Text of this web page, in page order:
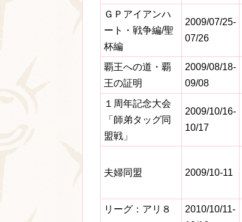
ＧＰアイアンハ
ート・戦争編/聖
杯編
2009/07/25-
07/26
覇王への道・覇
王の証明
2009/08/18-
09/08
１周年記念大会
「師弟タッグ同
盟戦」
2009/10/16-
10/17
夫婦同盟 2009/10-11
リーグ：アリ８
2010/10/11-